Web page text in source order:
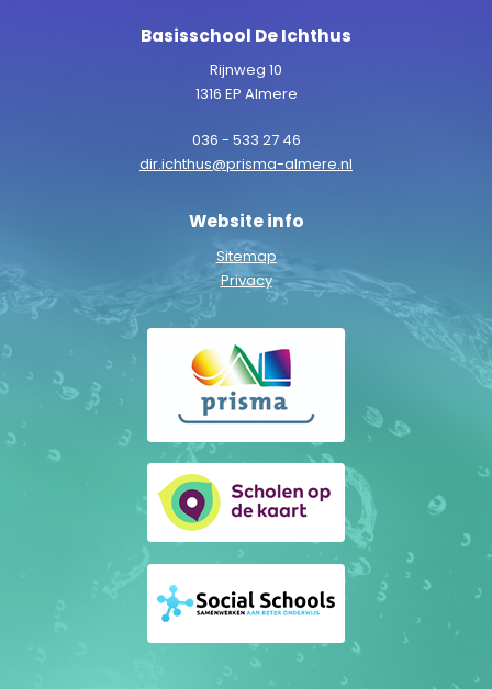
Basisschool De Ichthus
Rijnweg 10
1316 EP Almere
036 - 533 27 46
dir.ichthus@prisma-almere.nl
Website info
Sitemap
Privacy